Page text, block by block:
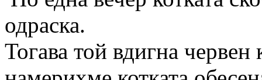
одраска.
Тогава той вдигна червен